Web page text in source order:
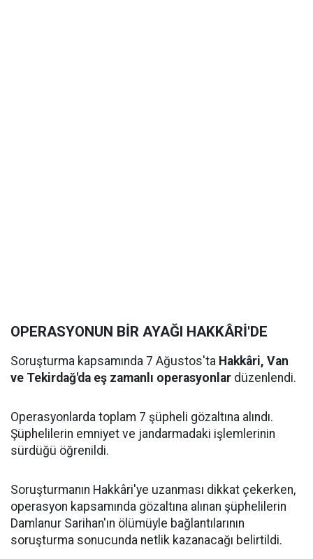
OPERASYONUN BİR AYAĞI HAKKÂRİ'DE
Soruşturma kapsamında 7 Ağustos'ta Hakkâri, Van
ve Tekirdağ'da eş zamanlı operasyonlar düzenlendi.
Operasyonlarda toplam 7 şüpheli gözaltına alındı.
Şüphelilerin emniyet ve jandarmadaki işlemlerinin
sürdüğü öğrenildi.
Soruşturmanın Hakkâri'ye uzanması dikkat çekerken,
operasyon kapsamında gözaltına alınan şüphelilerin
Damlanur Sarihan'ın ölümüyle bağlantılarının
soruşturma sonucunda netlik kazanacağı belirtildi.